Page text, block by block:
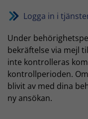
Logga in i
Under
bekräftelse via mejl
inte kontrolleras
kontrollperioden.
blivit av med dina
ny ansökan.